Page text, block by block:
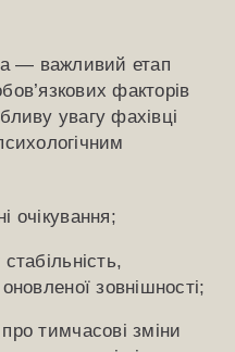
— важливий етап
факторів
увагу фахівці
очікування;
зовнішності;
тимчасові зміни